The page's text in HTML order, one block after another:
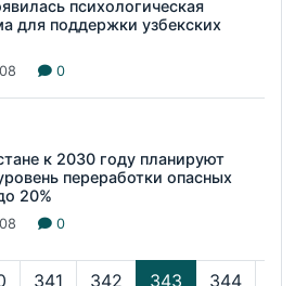
психологическая
для поддержки узбекских
0
к 2030 году планируют
переработки опасных
20%
0
341 342 343 344